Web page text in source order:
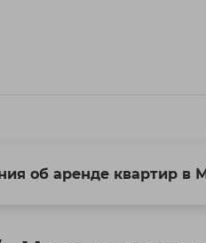
об аренде квартир в